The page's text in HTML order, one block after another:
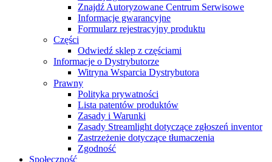
Znajdź Autoryzowane Centrum Serwisowe
Informacje gwarancyjne
Formularz rejestracyjny produktu
Części
Odwiedź sklep z częściami
Informacje o Dystrybutorze
Witryna Wsparcia Dystrybutora
Prawny
Polityka prywatności
Lista patentów produktów
Zasady i Warunki
Zasady Streamlight dotyczące zgłoszeń inventor
Zastrzeżenie dotyczące tłumaczenia
Zgodność
Społeczność